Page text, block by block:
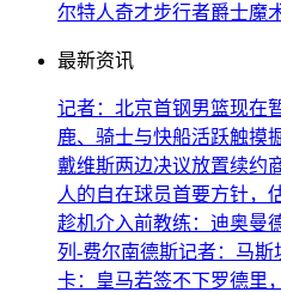
尔特人奇才步行者爵士魔
最新资讯
记者：北京首钢男篮现在
鹿、骑士与快船活跃触摸
戴维斯两边决议放置续约
人的自在球员首要方针，
趁机介入前教练：迪奥曼
列-费尔南德斯记者：马斯
卡：皇马若签不下罗德里